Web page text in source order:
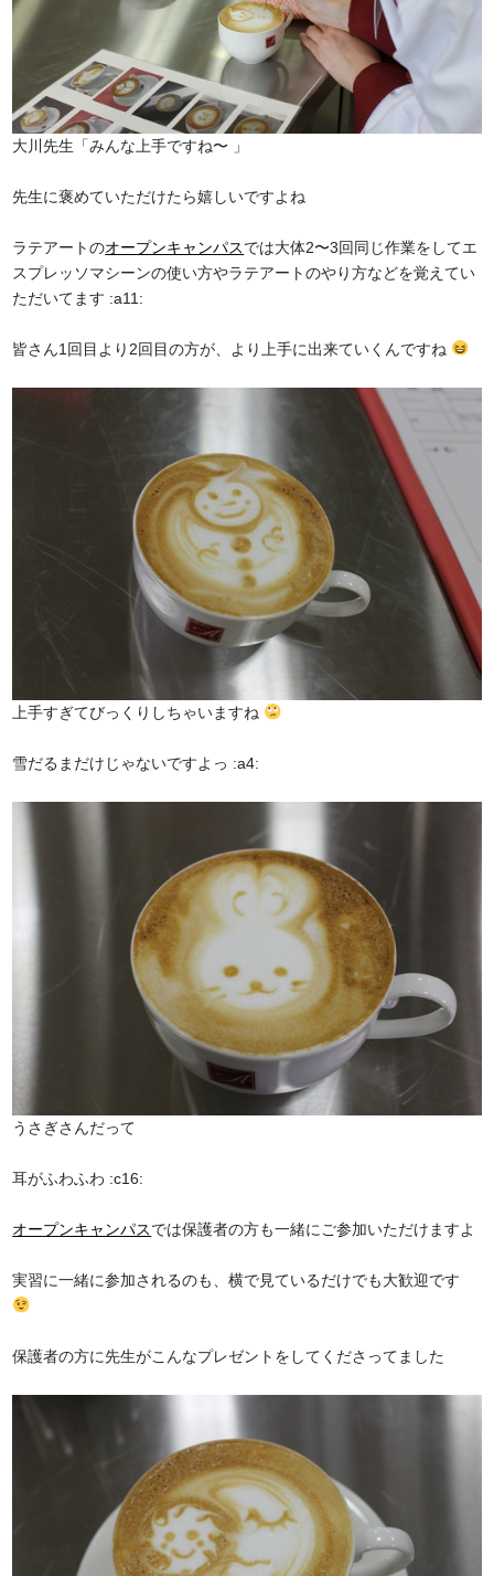
大川先生「みんな上手ですね〜 」
先生に褒めていただけたら嬉しいですよね
ラテアートのオープンキャンパスでは大体2〜3回同じ作業をしてエ
スプレッソマシーンの使い方やラテアートのやり方などを覚えてい
ただいてます :a11:
皆さん1回目より2回目の方が、より上手に出来ていくんですね
上手すぎてびっくりしちゃいますね
雪だるまだけじゃないですよっ :a4:
うさぎさんだって
耳がふわふわ :c16:
オープンキャンパスでは保護者の方も一緒にご参加いただけますよ
実習に一緒に参加されるのも、横で見ているだけでも大歓迎です
保護者の方に先生がこんなプレゼントをしてくださってました